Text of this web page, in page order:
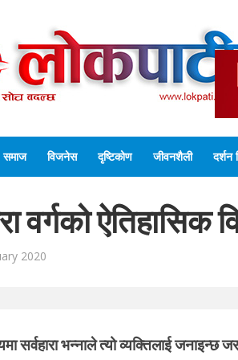
समाज विजनेस दृष्टिकोण जीवनशैली दर्शन
वर्गको ऐतिहासिक
2020
सर्वहारा भन्नाले त्यो व्यक्तिलाई